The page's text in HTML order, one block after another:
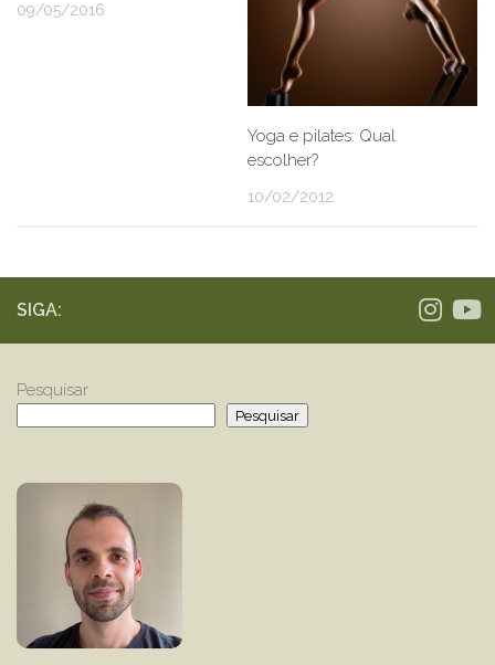
09/05/2016
Yoga e pilates: Qual
escolher?
10/02/2012
SIGA:
Pesquisar
Pesquisar